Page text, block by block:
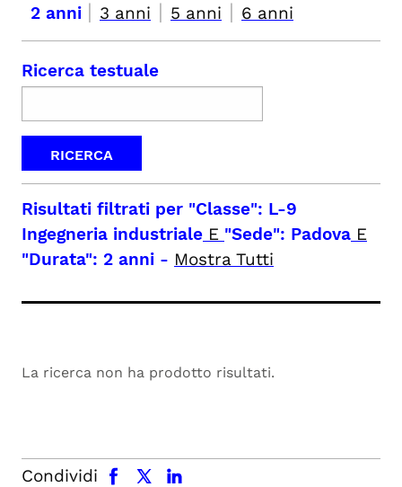
2 anni | 3 anni | 5 anni | 6 anni
Ricerca testuale
Risultati filtrati per "Classe": L-9
Ingegneria industriale E "Sede": Padova E
"Durata": 2 anni - Mostra Tutti
La ricerca non ha prodotto risultati.
Condividi
facebook x.com linkedin